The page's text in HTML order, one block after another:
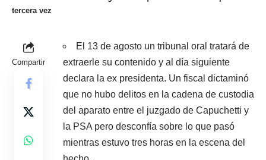
tercera vez
Compartir
El 13 de agosto un tribunal oral tratará de
extraerle su contenido y al día siguiente
declara la ex presidenta. Un fiscal dictaminó
que no hubo delitos en la cadena de custodia
del aparato entre el juzgado de Capuchetti y
la PSA pero desconfía sobre lo que pasó
mientras estuvo tres horas en la escena del